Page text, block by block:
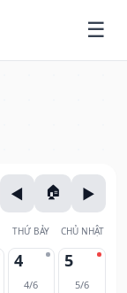
THỨ BẢY CHỦ NHẬT
4
4/6
5
5/6